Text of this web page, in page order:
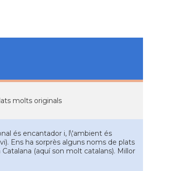
molts originals
és encantador i, l\'ambient és
Ens ha sorprès alguns noms de plats
(aquí son molt catalans). Millor